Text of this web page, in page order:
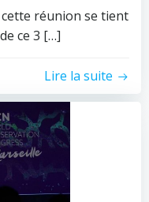
réunion se tient
ce 3 […]
Lire la suite